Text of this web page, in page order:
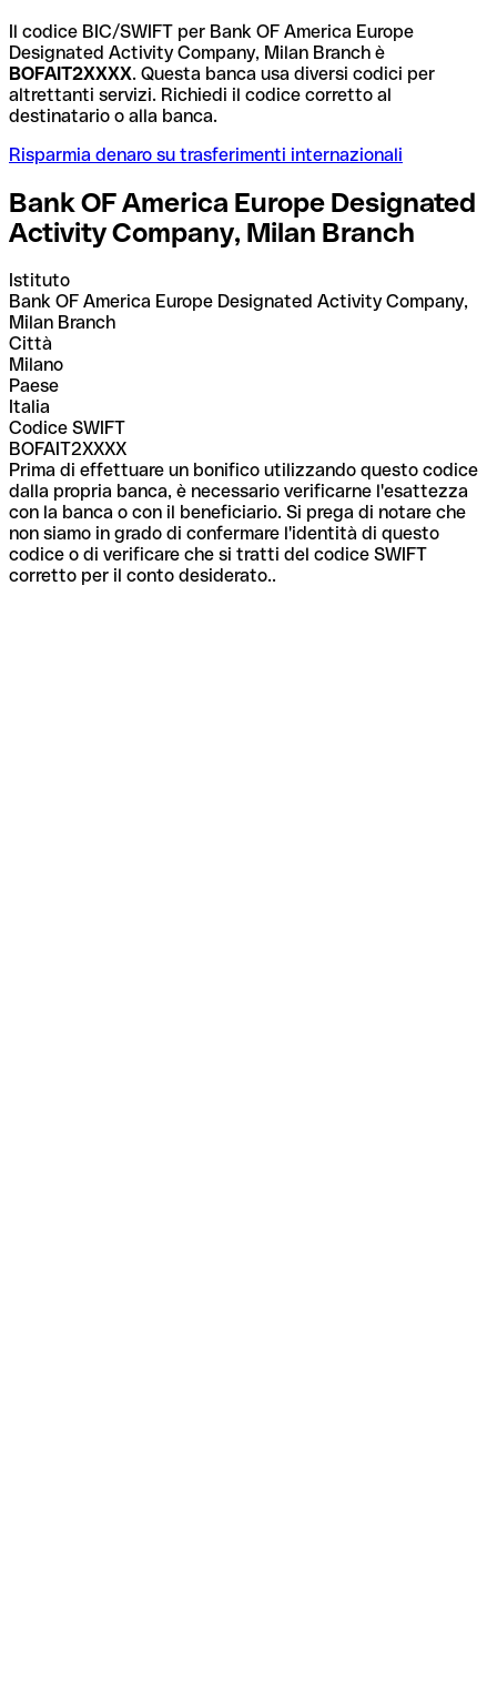
Il codice BIC/SWIFT per Bank OF America Europe
Designated Activity Company, Milan Branch è
BOFAIT2XXXX. Questa banca usa diversi codici per
altrettanti servizi. Richiedi il codice corretto al
destinatario o alla banca.
Risparmia denaro su trasferimenti internazionali
Bank OF America Europe Designated
Activity Company, Milan Branch
Istituto
Bank OF America Europe Designated Activity Company,
Milan Branch
Città
Milano
Paese
Italia
Codice SWIFT
BOFAIT2XXXX
Prima di effettuare un bonifico utilizzando questo codice
dalla propria banca, è necessario verificarne l'esattezza
con la banca o con il beneficiario. Si prega di notare che
non siamo in grado di confermare l'identità di questo
codice o di verificare che si tratti del codice SWIFT
corretto per il conto desiderato..